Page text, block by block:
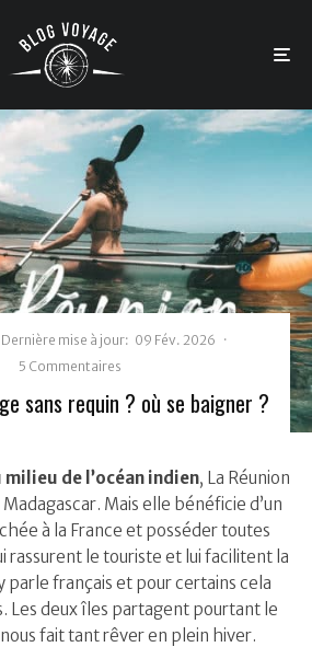
Dernière mise à jour: 09 Fév. 2026 ·
5 Commentaires
sans requin ? où se baigner ?
milieu de l’océan indien, La Réunion
Mais elle bénéficie d’un
à la France et posséder toutes
rassurent le touriste et lui facilitent la
parle français et pour certains cela
Les deux îles partagent pourtant le
fait tant rêver en plein hiver.